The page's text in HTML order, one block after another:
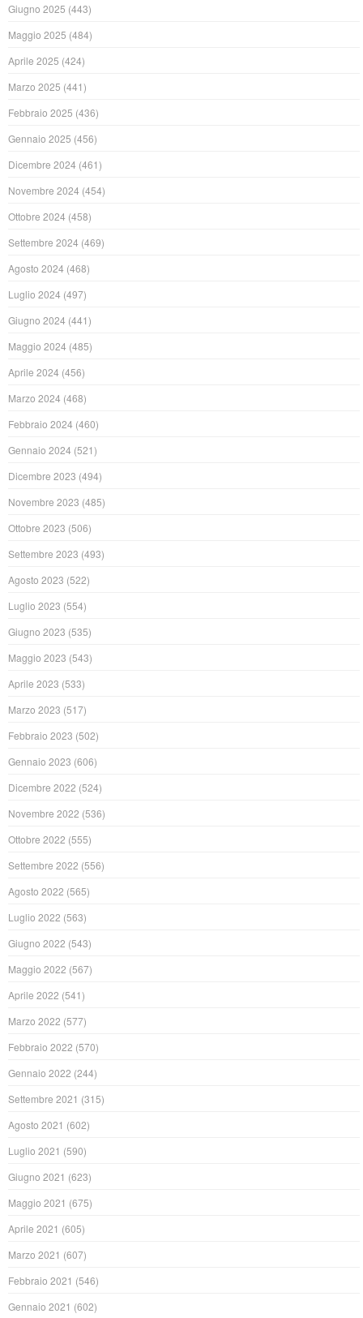
Giugno 2025 (443)
Maggio 2025 (484)
Aprile 2025 (424)
Marzo 2025 (441)
Febbraio 2025 (436)
Gennaio 2025 (456)
Dicembre 2024 (461)
Novembre 2024 (454)
Ottobre 2024 (458)
Settembre 2024 (469)
Agosto 2024 (468)
Luglio 2024 (497)
Giugno 2024 (441)
Maggio 2024 (485)
Aprile 2024 (456)
Marzo 2024 (468)
Febbraio 2024 (460)
Gennaio 2024 (521)
Dicembre 2023 (494)
Novembre 2023 (485)
Ottobre 2023 (506)
Settembre 2023 (493)
Agosto 2023 (522)
Luglio 2023 (554)
Giugno 2023 (535)
Maggio 2023 (543)
Aprile 2023 (533)
Marzo 2023 (517)
Febbraio 2023 (502)
Gennaio 2023 (606)
Dicembre 2022 (524)
Novembre 2022 (536)
Ottobre 2022 (555)
Settembre 2022 (556)
Agosto 2022 (565)
Luglio 2022 (563)
Giugno 2022 (543)
Maggio 2022 (567)
Aprile 2022 (541)
Marzo 2022 (577)
Febbraio 2022 (570)
Gennaio 2022 (244)
Settembre 2021 (315)
Agosto 2021 (602)
Luglio 2021 (590)
Giugno 2021 (623)
Maggio 2021 (675)
Aprile 2021 (605)
Marzo 2021 (607)
Febbraio 2021 (546)
Gennaio 2021 (602)